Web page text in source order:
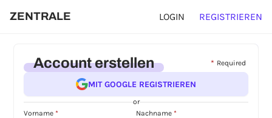
ZENTRALE LOGIN REGISTRIEREN
Account erstellen * Required
MIT GOOGLE REGISTRIEREN
or
Vorname * Nachname *